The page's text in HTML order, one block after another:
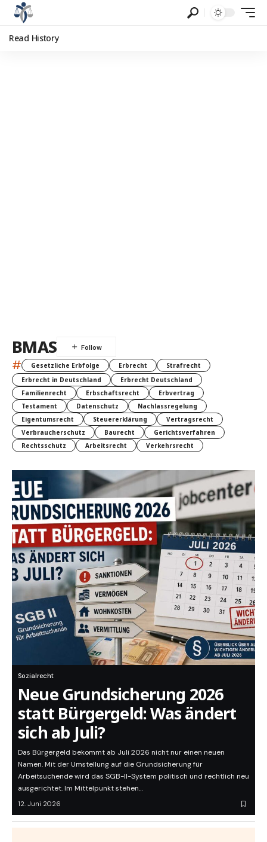
Read History
BMAS
# Gesetzliche Erbfolge Erbrecht
Strafrecht
Erbrecht in Deutschland
Erbrecht Deutschland
Familienrecht
Erbschaftsrecht
Erbvertrag
Testament
Datenschutz
Nachlassregelung
Eigentumsrecht
Steuererklärung
Vertragsrecht
Verbraucherschutz
Baurecht
Gerichtsverfahren
Rechtsschutz
Arbeitsrecht Verkehrsrecht
Sozialrecht
Neue Grundsicherung 2026
statt Bürgergeld: Was ändert
sich ab Juli?
Das Bürgergeld bekommt ab Juli 2026 nicht nur einen neuen
Namen. Mit der Umstellung auf die Grundsicherung für
Arbeitsuchende wird das SGB-II-System politisch und rechtlich neu
ausgerichtet. Im Mittelpunkt stehen…
12. Juni 2026